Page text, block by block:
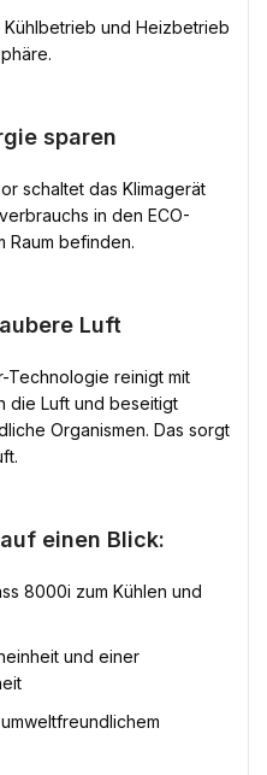
Kühlbetrieb und Heizbetrieb
sparen
schaltet das Klimagerät
in den ECO-
Raum befinden.
Luft
Technologie reinigt mit
die Luft und beseitigt
Organismen. Das sorgt
einen Blick:
8000i zum Kühlen und
und einer